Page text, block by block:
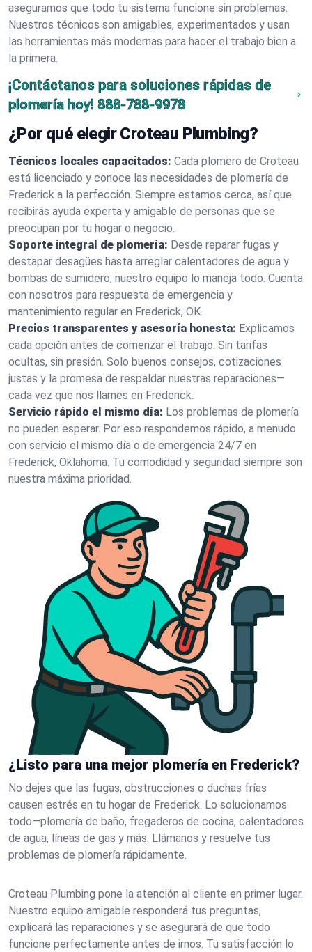
aseguramos que todo tu sistema funcione sin problemas.
Nuestros técnicos son amigables, experimentados y usan
las herramientas más modernas para hacer el trabajo bien a
la primera.
¡Contáctanos para soluciones rápidas de
plomería hoy! 888-788-9978
¿Por qué elegir Croteau Plumbing?
Técnicos locales capacitados: Cada plomero de Croteau
está licenciado y conoce las necesidades de plomería de
Frederick a la perfección. Siempre estamos cerca, así que
recibirás ayuda experta y amigable de personas que se
preocupan por tu hogar o negocio.
Soporte integral de plomería: Desde reparar fugas y
destapar desagües hasta arreglar calentadores de agua y
bombas de sumidero, nuestro equipo lo maneja todo. Cuenta
con nosotros para respuesta de emergencia y
mantenimiento regular en Frederick, OK.
Precios transparentes y asesoría honesta: Explicamos
cada opción antes de comenzar el trabajo. Sin tarifas
ocultas, sin presión. Solo buenos consejos, cotizaciones
justas y la promesa de respaldar nuestras reparaciones—
cada vez que nos llames en Frederick.
Servicio rápido el mismo día: Los problemas de plomería
no pueden esperar. Por eso respondemos rápido, a menudo
con servicio el mismo día o de emergencia 24/7 en
Frederick, Oklahoma. Tu comodidad y seguridad siempre son
nuestra máxima prioridad.
¿Listo para una mejor plomería en Frederick?
No dejes que las fugas, obstrucciones o duchas frías
causen estrés en tu hogar de Frederick. Lo solucionamos
todo—plomería de baño, fregaderos de cocina, calentadores
de agua, líneas de gas y más. Llámanos y resuelve tus
problemas de plomería rápidamente.
Croteau Plumbing pone la atención al cliente en primer lugar.
Nuestro equipo amigable responderá tus preguntas,
explicará las reparaciones y se asegurará de que todo
funcione perfectamente antes de irnos. Tu satisfacción lo